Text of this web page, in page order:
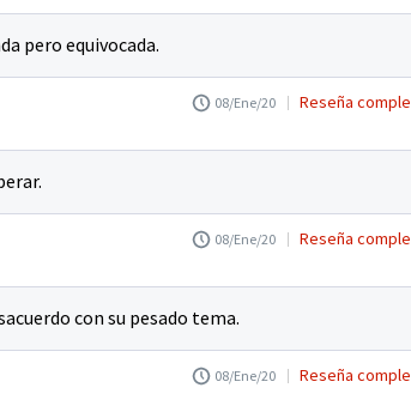
pero equivocada.
08/Ene/20 Reseña
08/Ene/20 Reseña
con su pesado tema.
08/Ene/20 Reseña